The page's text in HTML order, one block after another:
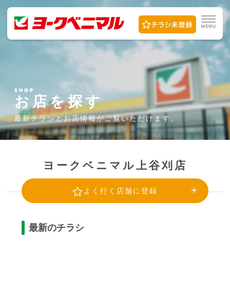
SHOP
お店を探す
最新チラシとお店情報がご覧いただけます。
ヨークベニマル上谷刈店
よく行く店舗に登録
最新のチラシ